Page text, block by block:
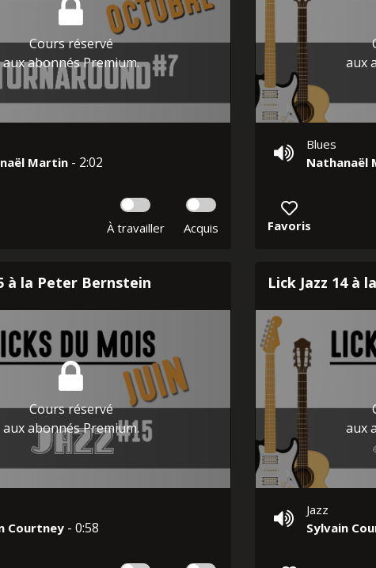
Cours réservé
aux abonnés Premium.
Martin - 2:02
À travailler Acquis
aux
Blues
Nathanaël
Favoris
à la Peter Bernstein
Cours réservé
aux abonnés Premium.
Courtney - 0:58
Lick Jazz 14 à
aux
Jazz
Sylvain